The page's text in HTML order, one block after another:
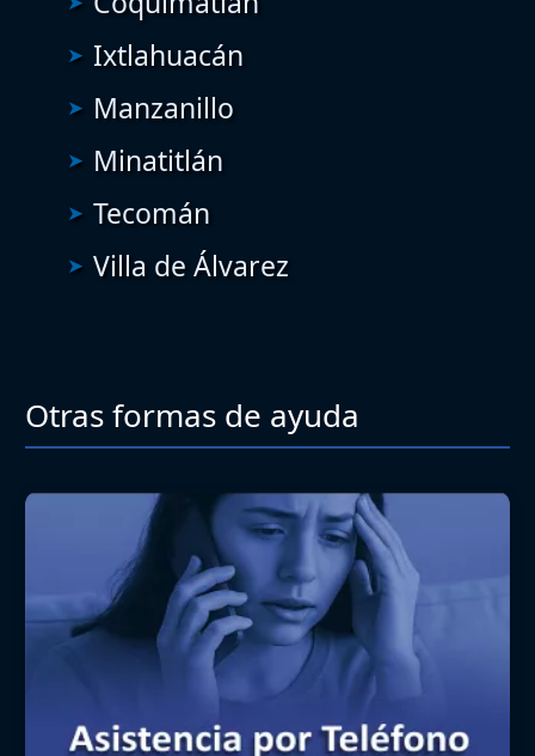
Ixtlahuacán
Manzanillo
Minatitlán
Tecomán
Villa de Álvarez
Otras formas de ayuda